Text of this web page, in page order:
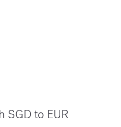
SGD to EUR